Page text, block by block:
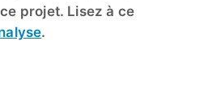
projet. Lisez à ce
.